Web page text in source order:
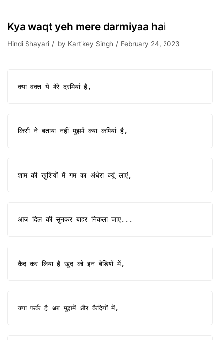
Kya waqt yeh mere darmiyaa hai
Hindi Shayari by Kartikey Singh February 24, 2023
क्या वक्त ये मेरे दरमियां है,
किसी ने बताया नहीं मुझमें क्या कमियां है,
शाम की खुशियों में गम का अंधेरा क्यूं लाएं,
आज दिल की सुनकर बाहर निकला जाए...
कैद कर लिया है खुद को इन बेड़ियों में,
क्या फर्क है अब मुझमें और कैदियों में,